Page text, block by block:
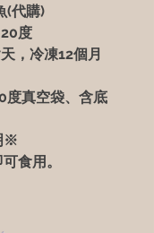
(代購)
度
，冷凍12個月
度真空袋、含底
※
食用。